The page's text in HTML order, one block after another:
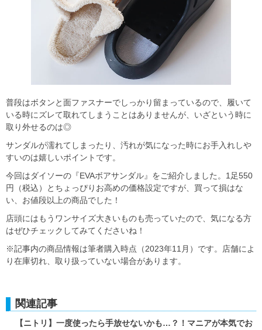
普段はボタンと面ファスナーでしっかり留まっているので、履いて
いる時にズレて取れてしまうことはありませんが、いざという時に
取り外せるのは◎
サンダルが濡れてしまったり、汚れが気になった時にお手入れしや
すいのは嬉しいポイントです。
今回はダイソーの『EVAボアサンダル』をご紹介しました。1足550
円（税込）とちょっぴりお高めの価格設定ですが、買って損はな
い、お値段以上の商品でした！
店頭にはもうワンサイズ大きいものも売っていたので、気になる方
はぜひチェックしてみてくださいね！
※記事内の商品情報は筆者購入時点（2023年11月）です。店舗によ
り在庫切れ、取り扱っていない場合があります。
関連記事
【ニトリ】一度使ったら手放せないかも…？！マニアが本気でお